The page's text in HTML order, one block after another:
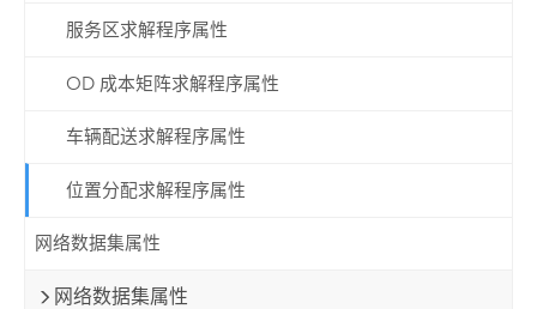
服务区求解程序属性
OD 成本矩阵求解程序属性
车辆配送求解程序属性
位置分配求解程序属性
网络数据集属性
网络数据集属性